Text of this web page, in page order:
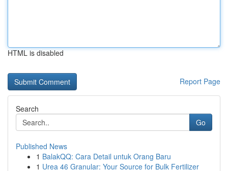
HTML is disabled
Report Page
Search
Go
Published News
1 BalakQQ: Cara Detail untuk Orang Baru
1 Urea 46 Granular: Your Source for Bulk Fertilizer